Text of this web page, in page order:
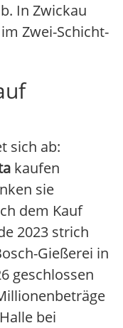
In Zwickau
Zwei-Schicht-
sich ab:
kaufen
sie
dem Kauf
2023 strich
Gießerei in
geschlossen
bei